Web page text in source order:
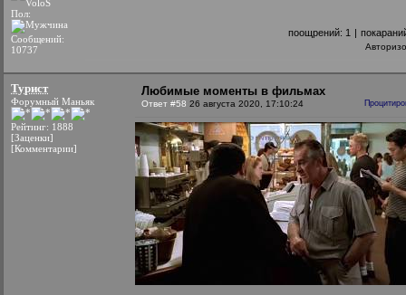
Пол:
Сообщений:
10737
поощрений: 1 |
Турист
Форумный Маньяк
Рейтинг: 1888
[Заценки]
[Комментарии]
Любимые моменты в фильмах
Ответ #58 26 августа 2020, 17:10:24